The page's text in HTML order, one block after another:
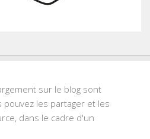
sur le blog sont
pouvez les partager et les
dans le cadre d'un